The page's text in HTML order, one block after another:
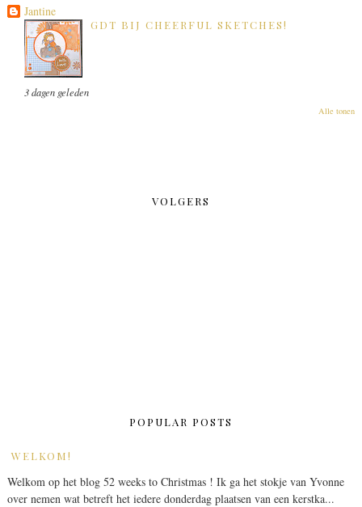
Jantine
GDT BIJ CHEERFUL SKETCHES!
3 dagen geleden
Alle tonen
VOLGERS
POPULAR POSTS
WELKOM!
Welkom op het blog 52 weeks to Christmas ! Ik ga het stokje van Yvonne
over nemen wat betreft het iedere donderdag plaatsen van een kerstka...